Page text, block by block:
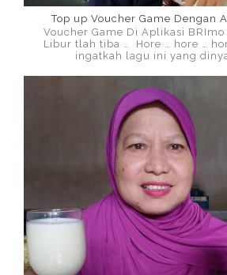
Top up Voucher Game Dengan
Voucher Game Di Aplikasi
Libur tlah tiba … Hore … hore …
ingatkah lagu ini yang